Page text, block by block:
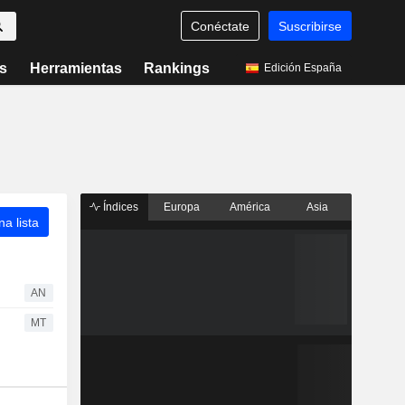
Conéctate Suscribirse
Herramientas Rankings Edición España
lista
AN
MT
Índices Europa América Asia